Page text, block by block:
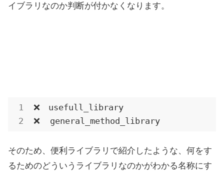
イブラリなのか判断が付かなくなります。
❌　usefull_library
❌  general_method_library
そのため、便利ライブラリで紹介したような、何をす
るためのどういうライブラリなのかがわかる名称にす